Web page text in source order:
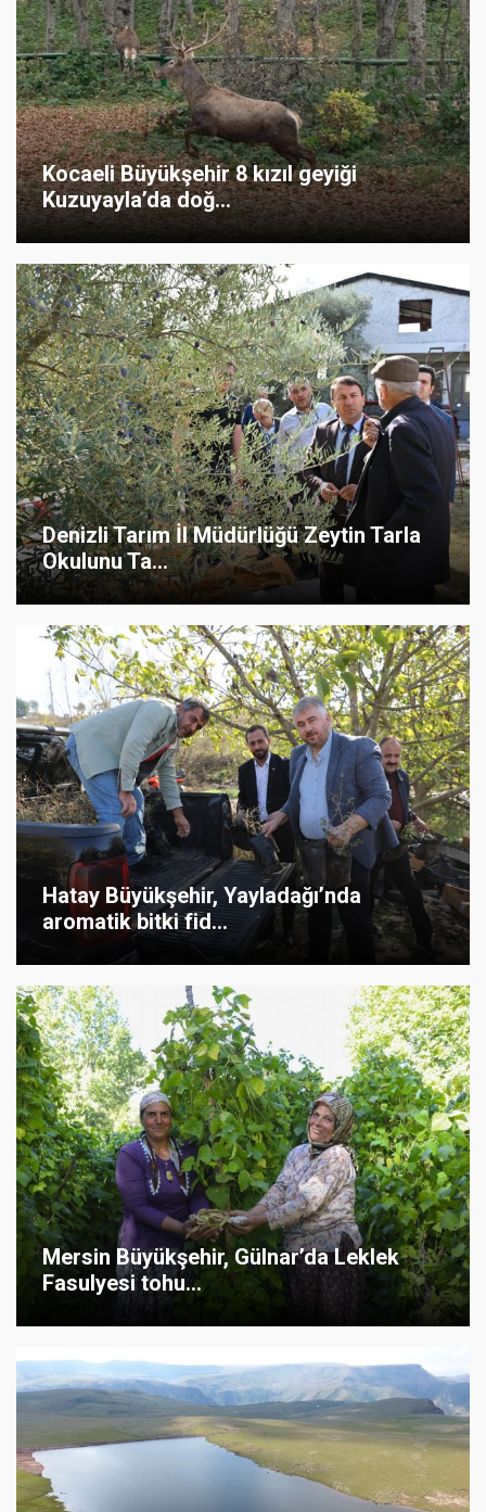
Kocaeli Büyükşehir 8 kızıl geyiği
Kuzuyayla’da doğ...
Denizli Tarım İl Müdürlüğü Zeytin Tarla
Okulunu Ta...
Hatay Büyükşehir, Yayladağı’nda
aromatik bitki fid...
Mersin Büyükşehir, Gülnar’da Leklek
Fasulyesi tohu...